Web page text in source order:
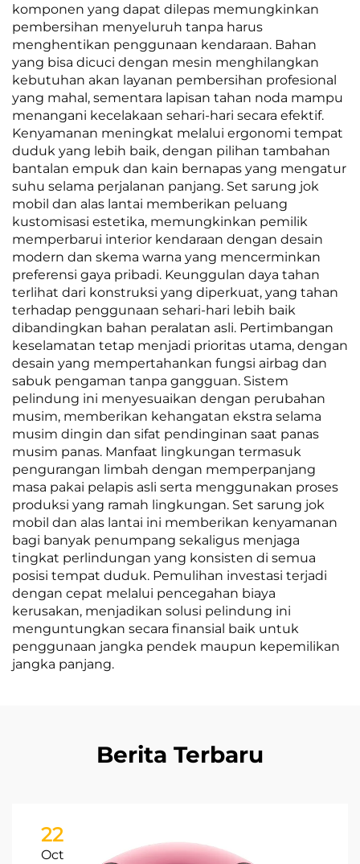
komponen yang dapat dilepas memungkinkan
pembersihan menyeluruh tanpa harus
menghentikan penggunaan kendaraan. Bahan
yang bisa dicuci dengan mesin menghilangkan
kebutuhan akan layanan pembersihan profesional
yang mahal, sementara lapisan tahan noda mampu
menangani kecelakaan sehari-hari secara efektif.
Kenyamanan meningkat melalui ergonomi tempat
duduk yang lebih baik, dengan pilihan tambahan
bantalan empuk dan kain bernapas yang mengatur
suhu selama perjalanan panjang. Set sarung jok
mobil dan alas lantai memberikan peluang
kustomisasi estetika, memungkinkan pemilik
memperbarui interior kendaraan dengan desain
modern dan skema warna yang mencerminkan
preferensi gaya pribadi. Keunggulan daya tahan
terlihat dari konstruksi yang diperkuat, yang tahan
terhadap penggunaan sehari-hari lebih baik
dibandingkan bahan peralatan asli. Pertimbangan
keselamatan tetap menjadi prioritas utama, dengan
desain yang mempertahankan fungsi airbag dan
sabuk pengaman tanpa gangguan. Sistem
pelindung ini menyesuaikan dengan perubahan
musim, memberikan kehangatan ekstra selama
musim dingin dan sifat pendinginan saat panas
musim panas. Manfaat lingkungan termasuk
pengurangan limbah dengan memperpanjang
masa pakai pelapis asli serta menggunakan proses
produksi yang ramah lingkungan. Set sarung jok
mobil dan alas lantai ini memberikan kenyamanan
bagi banyak penumpang sekaligus menjaga
tingkat perlindungan yang konsisten di semua
posisi tempat duduk. Pemulihan investasi terjadi
dengan cepat melalui pencegahan biaya
kerusakan, menjadikan solusi pelindung ini
menguntungkan secara finansial baik untuk
penggunaan jangka pendek maupun kepemilikan
jangka panjang.
Berita Terbaru
22
Oct